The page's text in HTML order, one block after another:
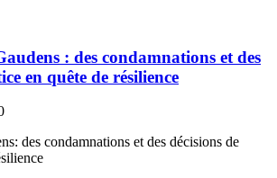
: des condamnations et des
en quête de résilience
des condamnations et des décisions de